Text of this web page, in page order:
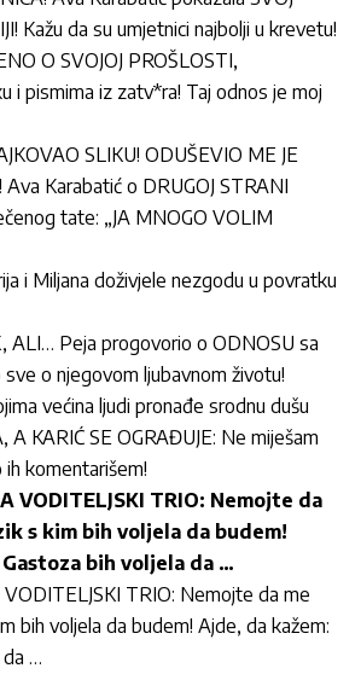
Kažu da su umjetnici najbolji u krevetu!
O SVOJOJ PROŠLOSTI,
i pismima iz zatv*ra! Taj odnos je moj
SLIKU! ODUŠEVIO ME JE
Karabatić o DRUGOJ STRANI
tate: „JA MNOGO VOLIM
i Miljana doživjele nezgodu u povratku
ALI… Peja progovorio o ODNOSU sa
o njegovom ljubavnom životu!
većina ljudi pronađe srodnu dušu
A KARIĆ SE OGRAĐUJE: Ne miješam
komentarišem!
VODITELJSKI TRIO: Nemojte da
s kim bih voljela da budem!
bih voljela da …
VODITELJSKI TRIO: Nemojte da me
bih voljela da budem! Ajde, da kažem:
da …